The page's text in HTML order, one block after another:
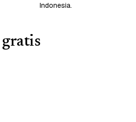
Indonesia.